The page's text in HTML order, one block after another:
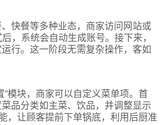
快餐等多种业态，商家访问网站或
，系统会自动生成账号。接下来，
行。这一阶段无需复杂操作，客如
模块，商家可以自定义菜单项。首
品分类如主菜、饮品，并调整显示
，让顾客提前下单锅底，利用后厨准